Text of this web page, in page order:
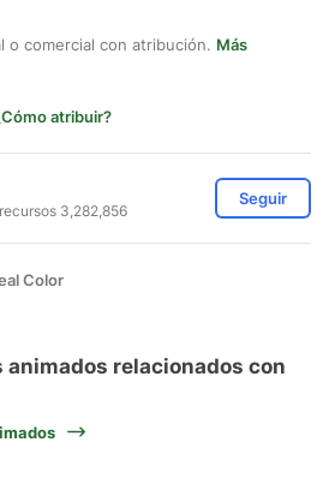
o comercial con atribución. Más
atribuir?
3,282,856
Seguir
Color
animados relacionados con